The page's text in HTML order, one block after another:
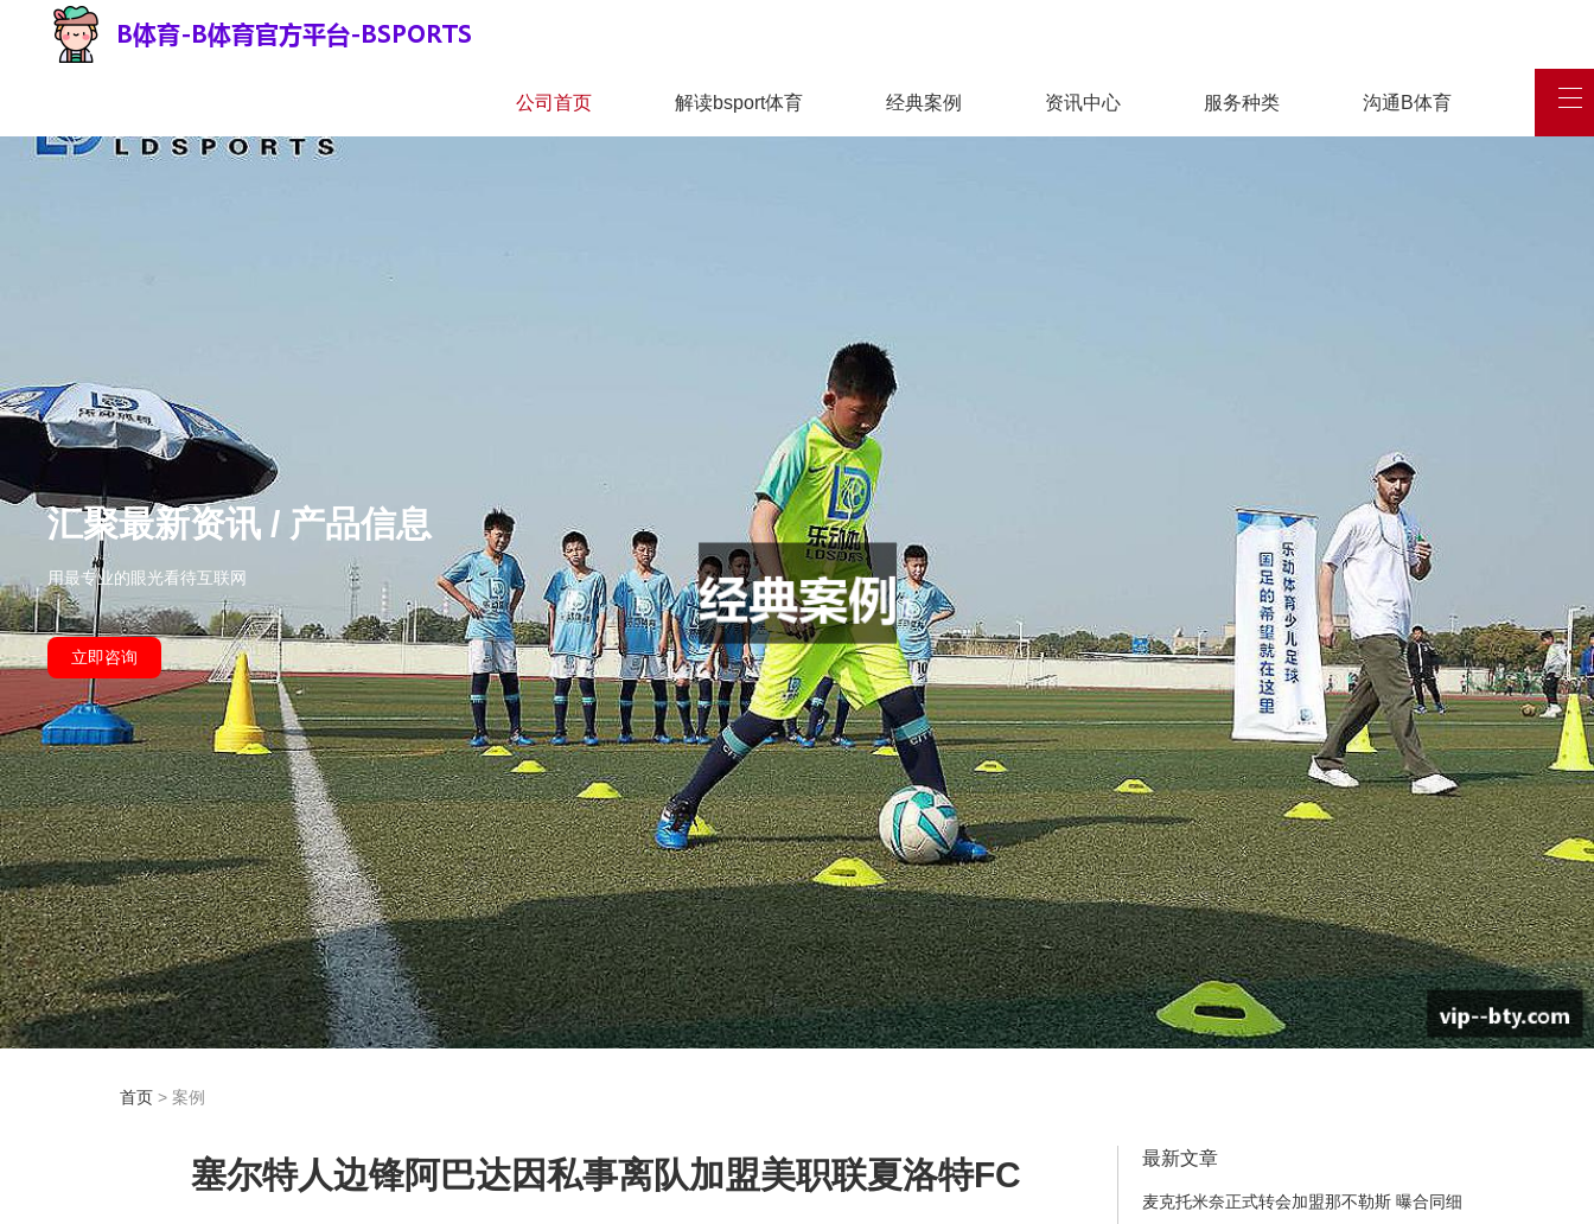
公司首页 解读bsport体育 经典案例 资讯中心 服务种类 沟通B体育
汇聚最新资讯 / 产品信息
用最专业的眼光看待互联网
立即咨询
首页> 案例
塞尔特人边锋阿巴达因私事离队加盟美职联夏洛特FC 最新文章
麦克托米奈正式转会加盟那不勒斯 曝合同细